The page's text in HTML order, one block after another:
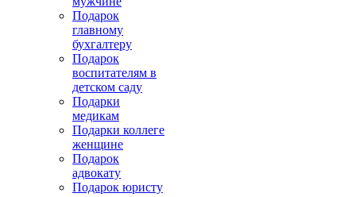
Подарок
главному
бухгалтеру
Подарок
воспитателям в
детском саду
Подарки
медикам
Подарки коллеге
женщине
Подарок
адвокату
Подарок юристу